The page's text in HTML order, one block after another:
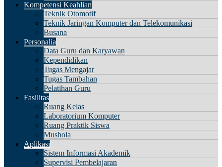
Kompetensi Keahlian
Teknik Otomotif
Teknik Jaringan Komputer dan Telekomunikasi
Busana
Personalia
Data Guru dan Karyawan
Kependidikan
Tugas Mengajar
Tugas Tambahan
Pelatihan Guru
Fasilitas
Ruang Kelas
Laboratorium Komputer
Ruang Praktik Siswa
Mushola
Aplikasi
Sistem Informasi Akademik
Supervisi Pembelajaran